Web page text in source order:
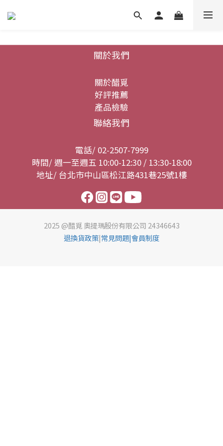
關於我們
關於醋覓
好評推薦
產品檢驗
聯絡我們
電話/ 02-2507-7999
時間/ 週一至週五 10:00-12:30 / 13:30-18:00
地址/ 台北市中山區松江路431巷25號1樓
2025 @醋覓 奧提瑪股份有限公司 24346643
退換貨政策|常見問題|會員制度